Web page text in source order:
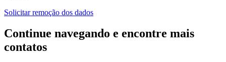
Solicitar remoção dos dados
Continue navegando e encontre mais
contatos